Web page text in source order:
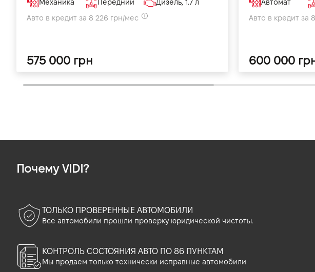
Механика Передний
Дизель, 1.7 л
Авто в кредит за 8 226 грн/мес
575 000 грн
Автомат
Авто в кредит за
600 000
Почему VIDI?
ТОЛЬКО ПРОВЕРЕННЫЕ АВТОМОБИЛИ
Все автомобили прошли проверку юридической чистоты.
КОНТРОЛЬ СОСТОЯНИЯ АВТО ПО 86 ПУНКТАМ
Мы продаем только технически исправные автомобили